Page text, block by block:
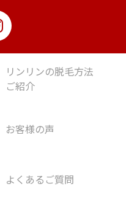
リンリンの脱毛方法
ご紹介
お客様の声
よくあるご質問